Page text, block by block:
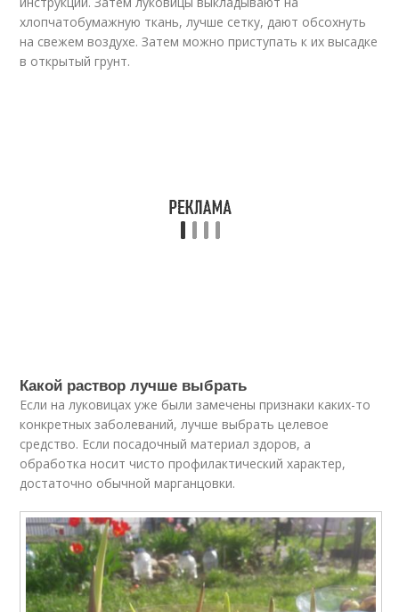
хлопчатобумажную ткань, лучше сетку, дают обсохнуть
на свежем воздухе. Затем можно приступать к их высадке
в открытый грунт.
Какой раствор лучше выбрать
Если на луковицах уже были замечены признаки каких-то
конкретных заболеваний, лучше выбрать целевое
средство. Если посадочный материал здоров, а
обработка носит чисто профилактический характер,
достаточно обычной марганцовки.